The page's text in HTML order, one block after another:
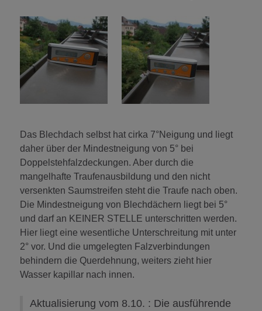
Das Blechdach selbst hat cirka 7°Neigung und liegt
daher über der Mindestneigung von 5° bei
Doppelstehfalzdeckungen. Aber durch die
mangelhafte Traufenausbildung und den nicht
versenkten Saumstreifen steht die Traufe nach oben.
Die Mindestneigung von Blechdächern liegt bei 5°
und darf an KEINER STELLE unterschritten werden.
Hier liegt eine wesentliche Unterschreitung mit unter
2° vor. Und die umgelegten Falzverbindungen
behindern die Querdehnung, weiters zieht hier
Wasser kapillar nach innen.
Aktualisierung vom 8.10. : Die ausführende